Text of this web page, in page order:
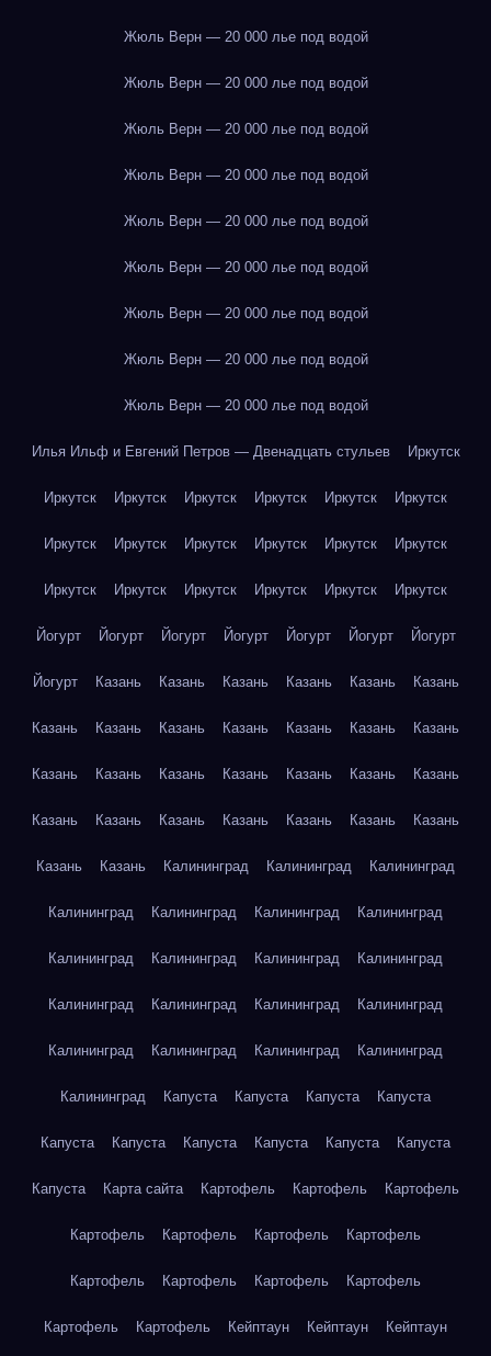
Жюль Верн — 20 000 лье под водой
Жюль Верн — 20 000 лье под водой
Жюль Верн — 20 000 лье под водой
Жюль Верн — 20 000 лье под водой
Жюль Верн — 20 000 лье под водой
Жюль Верн — 20 000 лье под водой
Жюль Верн — 20 000 лье под водой
Жюль Верн — 20 000 лье под водой
Жюль Верн — 20 000 лье под водой
Илья Ильф и Евгений Петров — Двенадцать стульев Иркутск
Иркутск Иркутск Иркутск Иркутск Иркутск Иркутск
Иркутск Иркутск Иркутск Иркутск Иркутск Иркутск
Иркутск Иркутск Иркутск Иркутск Иркутск Иркутск
Йогурт Йогурт Йогурт Йогурт Йогурт Йогурт Йогурт
Йогурт Казань Казань Казань Казань Казань Казань
Казань Казань Казань Казань Казань Казань Казань
Казань Казань Казань Казань Казань Казань Казань
Казань Казань Казань Казань Казань Казань Казань
Казань Казань Калининград Калининград Калининград
Калининград Калининград Калининград Калининград
Калининград Калининград Калининград Калининград
Калининград Калининград Калининград Калининград
Калининград Калининград Калининград Калининград
Калининград Капуста Капуста Капуста Капуста
Капуста Капуста Капуста Капуста Капуста Капуста
Капуста Карта сайта Картофель Картофель Картофель
Картофель Картофель Картофель Картофель
Картофель Картофель Картофель Картофель
Картофель Картофель Кейптаун Кейптаун Кейптаун